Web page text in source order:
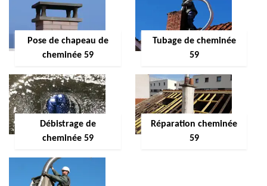
Pose de chapeau de
cheminée 59
Tubage de cheminée
59
Débistrage de
cheminée 59
Réparation cheminée
59